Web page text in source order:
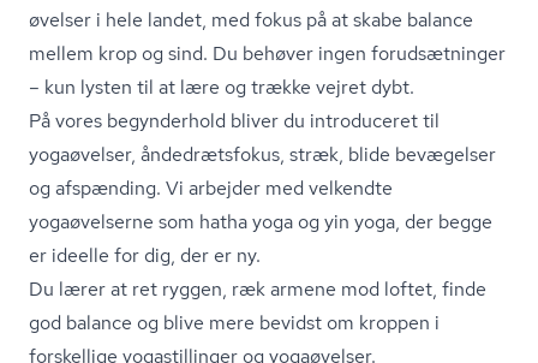
øvelser i hele landet, med fokus på at skabe balance
mellem krop og sind. Du behøver ingen forudsætninger
– kun lysten til at lære og trække vejret dybt.
På vores begynderhold bliver du introduceret til
yogaøvelser, åndedrætsfokus, stræk, blide bevægelser
og afspænding. Vi arbejder med velkendte
yogaøvelserne som hatha yoga og yin yoga, der begge
er ideelle for dig, der er ny.
Du lærer at ret ryggen, ræk armene mod loftet, finde
god balance og blive mere bevidst om kroppen i
forskellige yogastillinger og yogaøvelser.